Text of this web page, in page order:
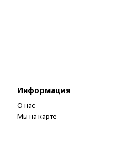
Информация
О нас
Мы на карте